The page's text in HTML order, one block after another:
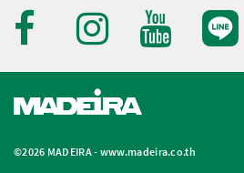
©2026 MADEIRA - www.madeira.co.th